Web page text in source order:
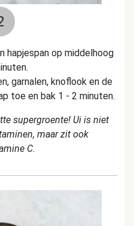
hapjespan op middelhoog
garnalen, knoflook en de
toe en bak 1 - 2 minuten.
supergroente! Ui is niet
maar zit ook
C.